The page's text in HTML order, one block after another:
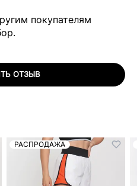
покупателям
ОТЗЫВ
РАСПРОДАЖА